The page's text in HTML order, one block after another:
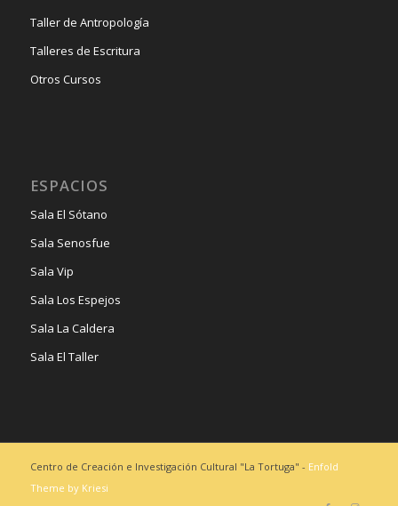
Taller de Antropología
Talleres de Escritura
Otros Cursos
ESPACIOS
Sala El Sótano
Sala Senosfue
Sala Vip
Sala Los Espejos
Sala La Caldera
Sala El Taller
Centro de Creación e Investigación Cultural "La Tortuga" - Enfold
Theme by Kriesi